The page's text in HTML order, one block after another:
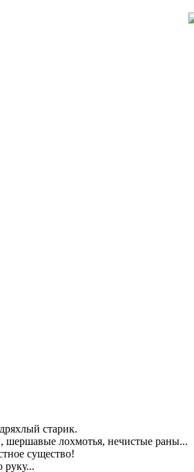
старик.
шершавые лохмотья, нечистые раны...
существо!